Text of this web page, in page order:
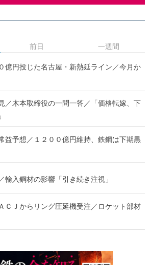
億円投じた名古屋・新熱延ライン／今月か
／木本取締役の一問一答／「価格転嫁、下
益予想／１２００億円維持、鉄鋼は下期黒
輸入鋼材の影響「引き続き注視」
ＣＪからリング圧延機受注／ロケット部材
前日 一週間